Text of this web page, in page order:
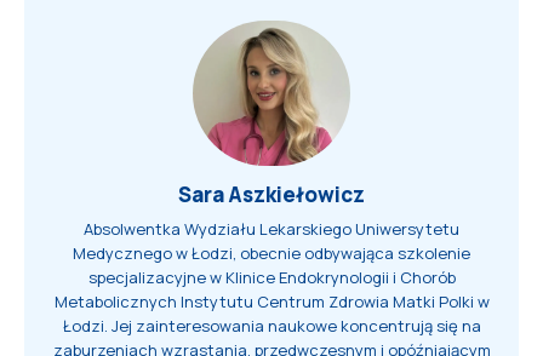
Sara Aszkiełowicz
Absolwentka Wydziału Lekarskiego Uniwersytetu
Medycznego w Łodzi, obecnie odbywająca szkolenie
specjalizacyjne w Klinice Endokrynologii i Chorób
Metabolicznych Instytutu Centrum Zdrowia Matki Polki w
Łodzi. Jej zainteresowania naukowe koncentrują się na
zaburzeniach wzrastania, przedwczesnym i opóźniającym